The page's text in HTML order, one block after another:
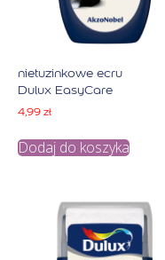
nietuzinkowe ecru
Dulux EasyCare
4,99 zł
Dodaj do koszyka